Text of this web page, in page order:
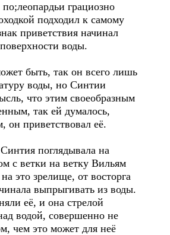
грациозно
подходил к самому
приветствия начинал
воды.
быть, так он всего лишь
воды, но Синтии
что этим своеобразным
так ей думалось,
он приветствовал её.
поглядывала на
с ветки на ветку Вильям
это зрелище, от восторга
выпрыгивать из воды.
её, и она стрелой
водой, совершенно не
чем это может для неё